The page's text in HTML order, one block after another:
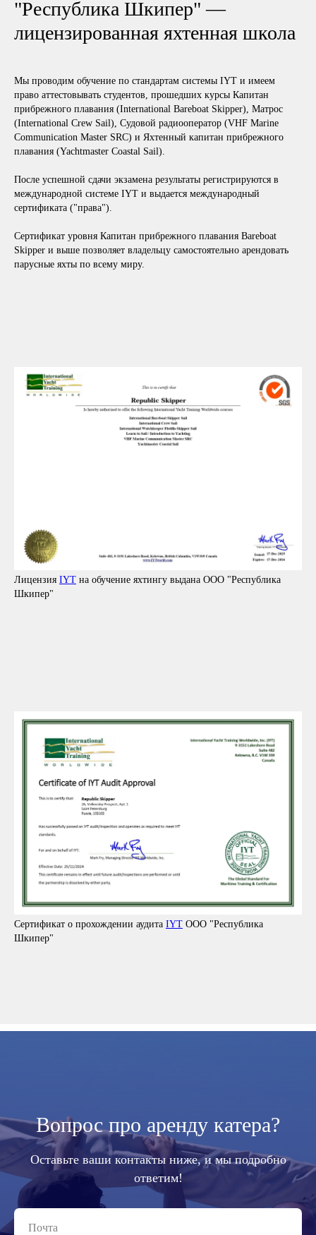
"Республика Шкипер" —
лицензированная яхтенная школа
Мы проводим обучение по стандартам системы IYT и имеем
право аттестовывать студентов, прошедших курсы Капитан
прибрежного плавания (International Bareboat Skipper), Матрос
(International Crew Sail), Судовой радиооператор (VHF Marine
Communication Master SRC) и Яхтенный капитан прибрежного
плавания (Yachtmaster Coastal Sail).
После успешной сдачи экзамена результаты регистрируются в
международной системе IYT и выдается международный
сертификата ("права").
Сертификат уровня Капитан прибрежного плавания Bareboat
Skipper и выше позволяет владельцу самостоятельно арендовать
парусные яхты по всему миру.
Лицензия IYT на обучение яхтингу выдана ООО "Республика
Шкипер"
Сертификат о прохождении аудита IYT ООО "Республика
Шкипер"
Вопрос про аренду катера?
Оставьте ваши контакты ниже, и мы подробно
ответим!